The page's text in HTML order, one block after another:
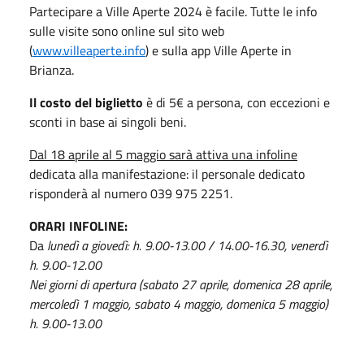
Partecipare a Ville Aperte 2024 è facile. Tutte le info
sulle visite sono online sul sito web
(www.villeaperte.info) e sulla app Ville Aperte in
Brianza.
Il costo del biglietto è di 5€ a persona, con eccezioni e
sconti in base ai singoli beni.
Dal 18 aprile al 5 maggio sarà attiva una infoline
dedicata alla manifestazione: il personale dedicato
risponderà al numero 039 975 2251.
ORARI INFOLINE:
Da lunedì a giovedì: h. 9.00-13.00 / 14.00-16.30, venerdì
h. 9.00-12.00
Nei giorni di apertura (sabato 27 aprile, domenica 28 aprile,
mercoledì 1 maggio, sabato 4 maggio, domenica 5 maggio)
h. 9.00-13.00